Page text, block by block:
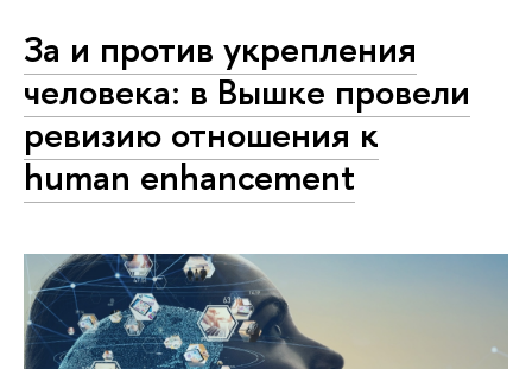
За и против укрепления
человека: в Вышке провели
ревизию отношения к
human enhancement